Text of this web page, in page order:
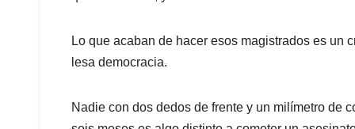
Lo que acaban de hacer esos magistrados es un
lesa democracia.
Nadie con dos dedos de frente y un milímetro de